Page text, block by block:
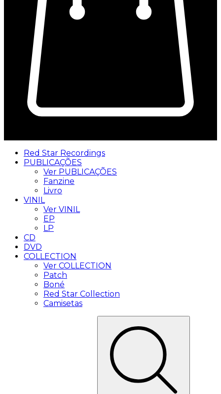
Red Star Recordings
PUBLICAÇÕES
Ver PUBLICAÇÕES
Fanzine
Livro
VINIL
Ver VINIL
EP
LP
CD
DVD
COLLECTION
Ver COLLECTION
Patch
Boné
Red Star Collection
Camisetas